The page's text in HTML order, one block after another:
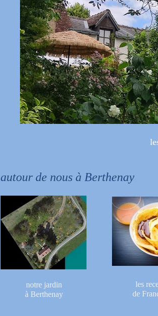
autour de nous à Berthenay
les
de
notre jardin
à Berthenay